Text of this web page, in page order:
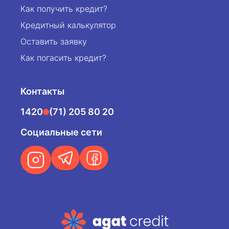
Как получить кредит?
Кредитный калькулятор
Оставить заявку
Как погасить кредит?
Контакты
1420
(71) 205 80 20
Социальные сети